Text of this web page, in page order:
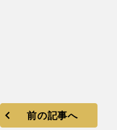
前の記事へ